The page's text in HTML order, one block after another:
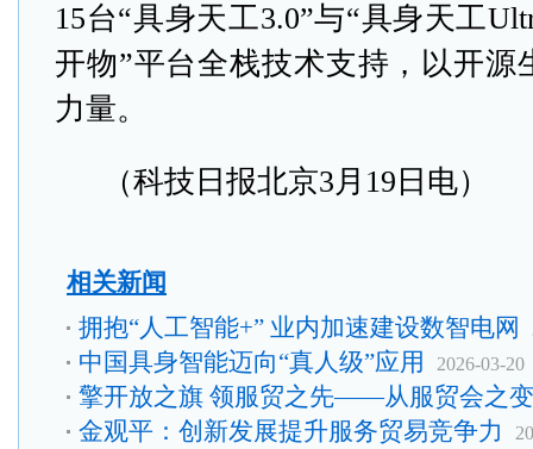
15台“具身天工3.0”与“具身天工
开物”平台全栈技术支持，以开源
力量。
（科技日报北京3月19日电）
相关新闻
拥抱“人工智能+” 业内加速建设数智电网
中国具身智能迈向“真人级”应用 2026-03-20
擎开放之旗 领服贸之先——从服贸会之
金观平：创新发展提升服务贸易竞争力